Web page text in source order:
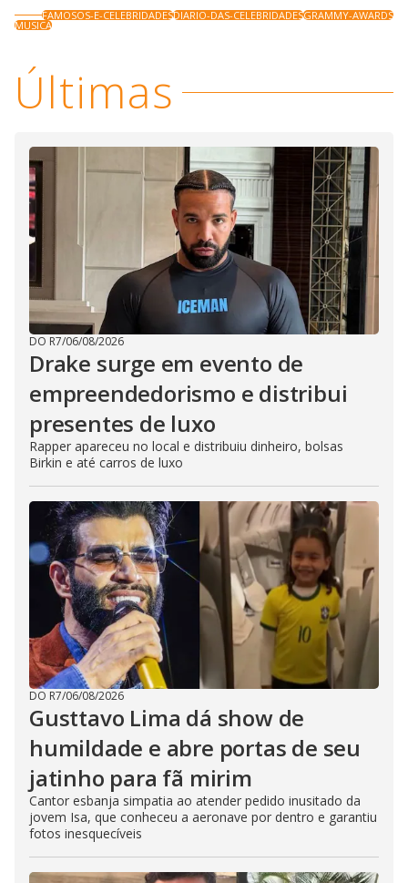
FAMOSOS-E-CELEBRIDADESDIARIO-DAS-CELEBRIDADESGRAMMY-AWARDS
MUSICA
Últimas
DO R7/06/08/2026
Drake surge em evento de
empreendedorismo e distribui
presentes de luxo
Rapper apareceu no local e distribuiu dinheiro, bolsas
Birkin e até carros de luxo
DO R7/06/08/2026
Gusttavo Lima dá show de
humildade e abre portas de seu
jatinho para fã mirim
Cantor esbanja simpatia ao atender pedido inusitado da
jovem Isa, que conheceu a aeronave por dentro e garantiu
fotos inesquecíveis